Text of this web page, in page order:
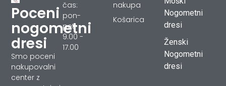
Poceni
nogometni
dresi
Smo poceni
nakupovalni
center z
Nogometni
dresi
Ženski
Nogometni
dresi
nakupa
Košarica
čas:
pon-
pet
9.00 -
17.00